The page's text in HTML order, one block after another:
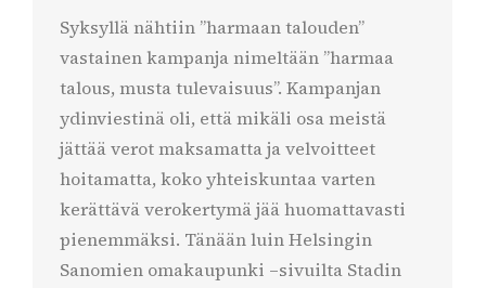
Syksyllä nähtiin ”harmaan talouden”
vastainen kampanja nimeltään ”harmaa
talous, musta tulevaisuus”. Kampanjan
ydinviestinä oli, että mikäli osa meistä
jättää verot maksamatta ja velvoitteet
hoitamatta, koko yhteiskuntaa varten
kerättävä verokertymä jää huomattavasti
pienemmäksi. Tänään luin Helsingin
Sanomien omakaupunki –sivuilta Stadin